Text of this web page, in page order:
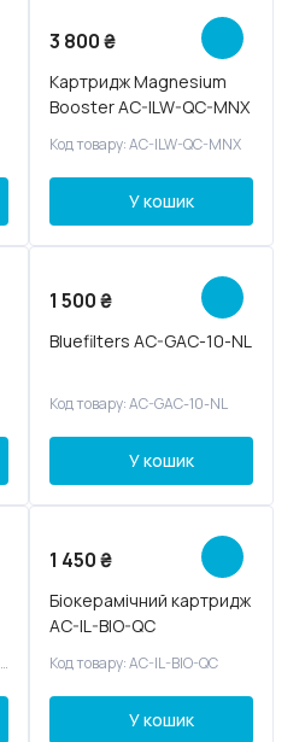
Новинка
3 800₴
Картридж Magnesium
Booster AC-ILW-QC-MNX
Код товару: AC-ILW-QC-MNX
У кошик
1 500₴
Bluefilters AC-GAC-10-NL
Код товару: AC-GAC-10-NL
У кошик
Код товару: AC-OM-75-BOX1812S
1 450₴
Біокерамічний картридж
AC-IL-BIO-QC
Код товару: AC-IL-BIO-QC
У кошик